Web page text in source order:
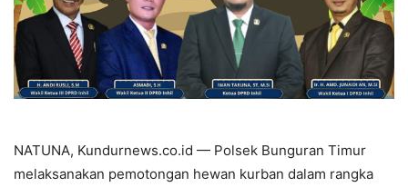
NATUNA, Kundurnews.co.id — Polsek Bunguran Timur
melaksanakan pemotongan hewan kurban dalam rangka